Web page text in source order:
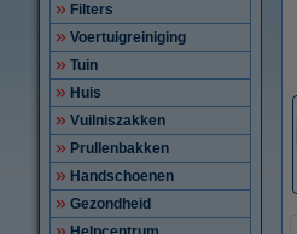
Filters
Voertuigreiniging
Tuin
Huis
Vuilniszakken
Prullenbakken
Handschoenen
Gezondheid